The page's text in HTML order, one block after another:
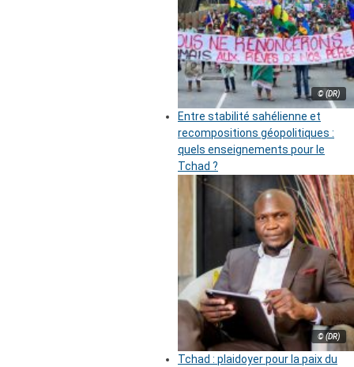
© (DR)
Entre stabilité sahélienne et
recompositions géopolitiques :
quels enseignements pour le
Tchad ?
© (DR)
Tchad : plaidoyer pour la paix du